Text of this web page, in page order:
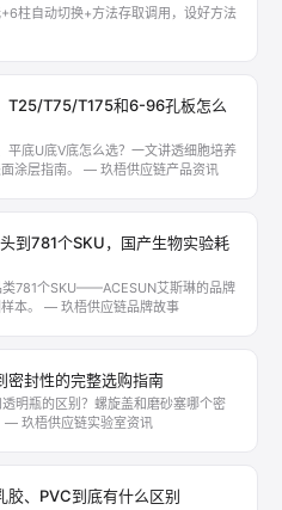
柱自动切换+方法存取调用，设好方法
T25/T75/T175和6-96孔板怎么
底U底V底怎么选？一文讲透细胞培养
涂层指南。 — 玖梧供应链产品资讯
到781个SKU，国产生物实验耗
781个SKU——ACESUN艾斯琳的品牌
本。 — 玖梧供应链品牌故事
密封性的完整选购指南
明瓶的区别？螺旋盖和磨砂塞哪个密
— 玖梧供应链实验室资讯
胶、PVC到底有什么区别